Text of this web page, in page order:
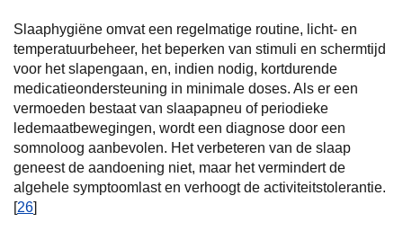
Slaaphygiëne omvat een regelmatige routine, licht- en
temperatuurbeheer, het beperken van stimuli en schermtijd
voor het slapengaan, en, indien nodig, kortdurende
medicatieondersteuning in minimale doses. Als er een
vermoeden bestaat van slaapapneu of periodieke
ledemaatbewegingen, wordt een diagnose door een
somnoloog aanbevolen. Het verbeteren van de slaap
geneest de aandoening niet, maar het vermindert de
algehele symptoomlast en verhoogt de activiteitstolerantie.
[26]